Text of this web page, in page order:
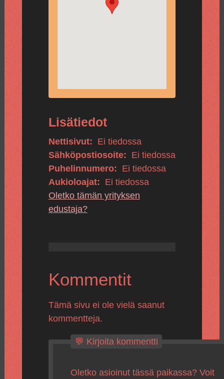
Lisätiedot
Nettisivut: Ei tiedossa
Sähköpostiosoite: Ei tiedossa
Puhelinnumero: Ei tiedossa
Aukioloajat: Ei tiedossa
Oletko tämän yrityksen
edustaja?
Kommentit
Tämä sivu ei ole vielä saanut
kommentteja.
💬 Kirjoita kommentti
Oletko asioinut tässä paikassa? Voit